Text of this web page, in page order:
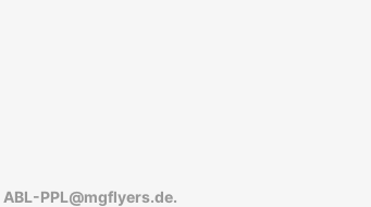
ABL-PPL@mgflyers.de.